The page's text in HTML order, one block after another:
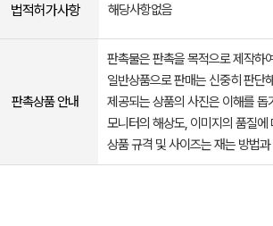
법적허가사항 해당사항없음
판촉상품 안내
판촉물은 판촉을 목적으로 제작하
일반상품으로 판매는 신중히 판단
제공되는 상품의 사진은 이해를
모니터의 해상도, 이미지의 품질
상품 규격 및 사이즈는 재는 방법